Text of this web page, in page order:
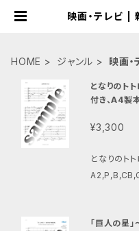
映画・テレビ |
HOME ジャンル 映画・
となりのト
付き、A4製
¥3,300
となりのト
A2,P,B,CB,Gr,Acem ※他に
「巨人の星